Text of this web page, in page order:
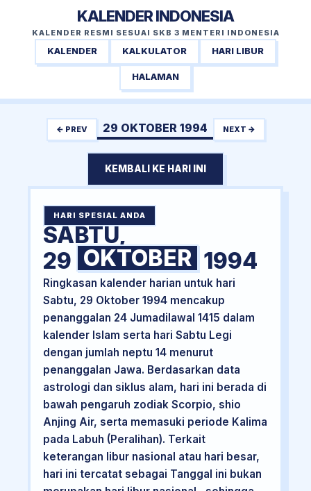
KALENDER INDONESIA
KALENDER RESMI SESUAI SKB 3 MENTERI INDONESIA
KALENDER KALKULATOR HARI LIBUR
HALAMAN
← PREV 29 OKTOBER 1994 NEXT →
KEMBALI KE HARI INI
HARI SPESIAL ANDA
SABTU,
29 OKTOBER 1994
Ringkasan kalender harian untuk hari
Sabtu, 29 Oktober 1994 mencakup
penanggalan 24 Jumadilawal 1415 dalam
kalender Islam serta hari Sabtu Legi
dengan jumlah neptu 14 menurut
penanggalan Jawa. Berdasarkan data
astrologi dan siklus alam, hari ini berada di
bawah pengaruh zodiak Scorpio, shio
Anjing Air, serta memasuki periode Kalima
pada Labuh (Peralihan). Terkait
keterangan libur nasional atau hari besar,
hari ini tercatat sebagai Tanggal ini bukan